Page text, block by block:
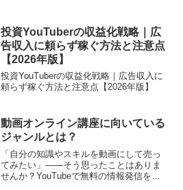
投資YouTuberの収益化戦略｜広
告収入に頼らず稼ぐ方法と注意点
【2026年版】
投資YouTuberの収益化戦略｜広告収入に
頼らず稼ぐ方法と注意点【2026年版】
動画オンライン講座に向いている
ジャンルとは？
「自分の知識やスキルを動画にして売っ
てみたい」——そう思ったことはありま
せんか？YouTubeで無料の情報発信をし